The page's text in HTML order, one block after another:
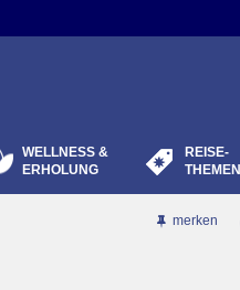
WELLNESS &
ERHOLUNG
REISE-
THEMEN
merken